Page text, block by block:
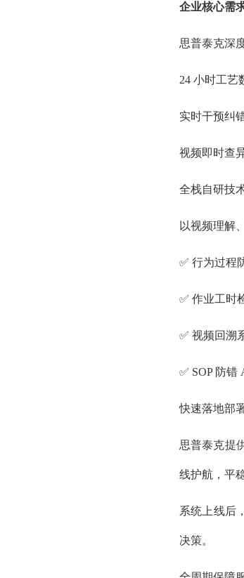
企业核心需
思普泰克深
24 小时工艺
实时干预纠
视频即时查
全栈自研技
以视频理解
✅ 行为过程
✅ 作业工时
✅ 视频回溯
✅ SOP 防
快速落地部
思普泰克提
线护航，平
系统上线后
决策。